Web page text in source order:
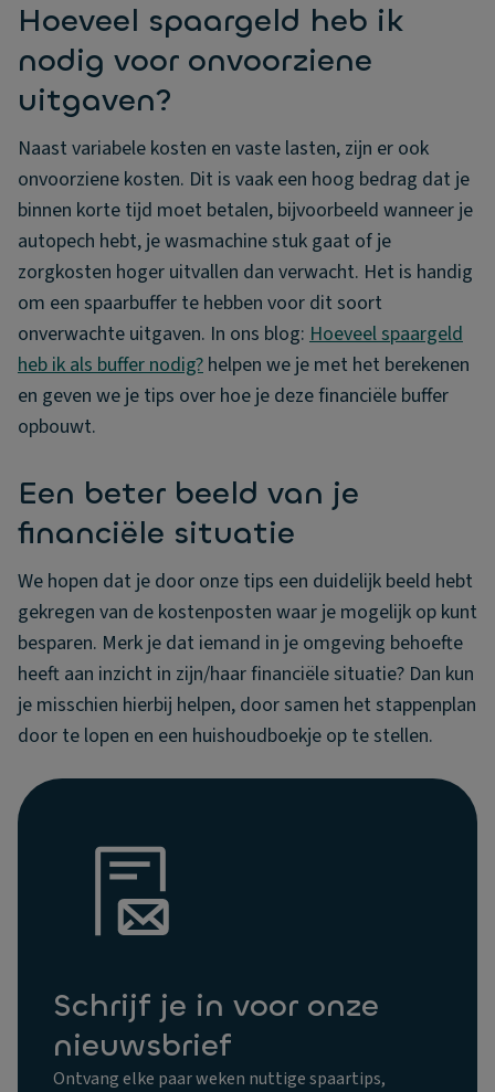
Hoeveel spaargeld heb ik
nodig voor onvoorziene
uitgaven?
Naast variabele kosten en vaste lasten, zijn er ook
onvoorziene kosten. Dit is vaak een hoog bedrag dat je
binnen korte tijd moet betalen, bijvoorbeeld wanneer je
autopech hebt, je wasmachine stuk gaat of je
zorgkosten hoger uitvallen dan verwacht. Het is handig
om een spaarbuffer te hebben voor dit soort
onverwachte uitgaven. In ons blog: Hoeveel spaargeld
heb ik als buffer nodig? helpen we je met het berekenen
en geven we je tips over hoe je deze financiële buffer
opbouwt.
Een beter beeld van je
financiële situatie
We hopen dat je door onze tips een duidelijk beeld hebt
gekregen van de kostenposten waar je mogelijk op kunt
besparen. Merk je dat iemand in je omgeving behoefte
heeft aan inzicht in zijn/haar financiële situatie? Dan kun
je misschien hierbij helpen, door samen het stappenplan
door te lopen en een huishoudboekje op te stellen.
Schrijf je in voor onze
nieuwsbrief
Ontvang elke paar weken nuttige spaartips,